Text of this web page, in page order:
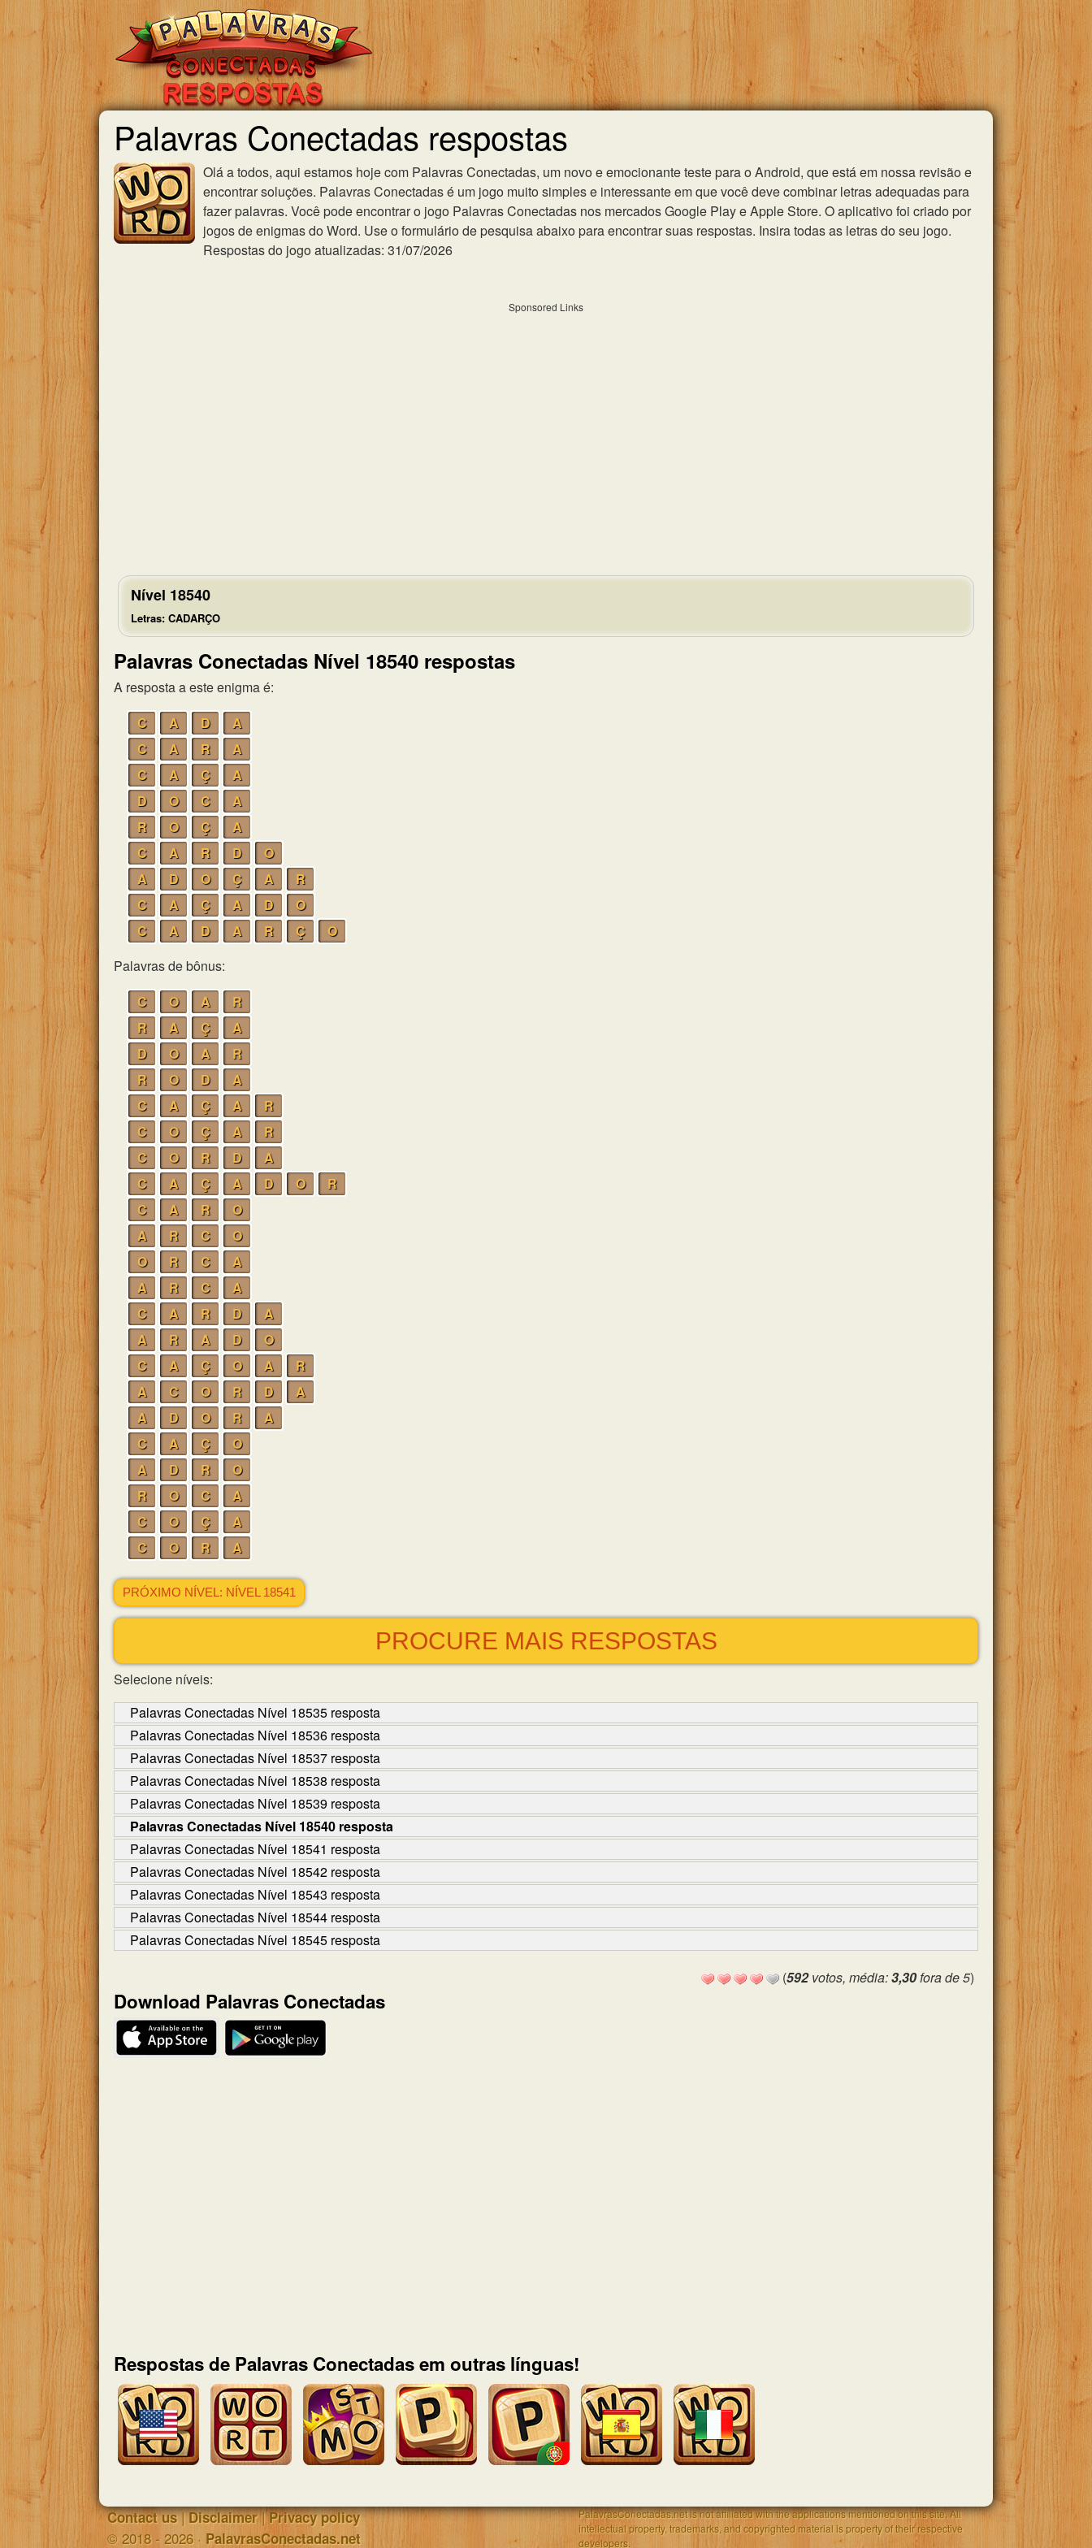
Palavras Conectadas respostas
Olá a todos, aqui estamos hoje com Palavras Conectadas, um novo e emocionante teste para o Android, que está em nossa revisão e
encontrar soluções. Palavras Conectadas é um jogo muito simples e interessante em que você deve combinar letras adequadas para
fazer palavras. Você pode encontrar o jogo Palavras Conectadas nos mercados Google Play e Apple Store. O aplicativo foi criado por
jogos de enigmas do Word. Use o formulário de pesquisa abaixo para encontrar suas respostas. Insira todas as letras do seu jogo.
Respostas do jogo atualizadas: 31/07/2026
Sponsored Links
Nível 18540
Letras: CADARÇO
Palavras Conectadas Nível 18540 respostas
A resposta a este enigma é:
C
A D
A
C
A R
A
C
A Ç
A
D
O C
A
R
O Ç
A
C
A R D
O
A
D O Ç A
R
C
A Ç A D
O
C
A D A R Ç
O
Palavras de bônus:
C
O A
R
R
A Ç
A
D
O A
R
R
O D
A
C
A Ç A
R
C
O Ç A
R
C
O R D
A
C
A Ç A D O
R
C
A R
O
A
R C
O
O
R C
A
A
R C
A
C
A R D
A
A
R A D
O
C
A Ç O A
R
A
C O R D
A
A
D O R
A
C
A Ç
O
A
D R
O
R
O C
A
C
O Ç
A
C
O R A
PRÓXIMO NÍVEL: NÍVEL 18541
PROCURE MAIS RESPOSTAS
Selecione níveis:
Palavras Conectadas Nível 18535 resposta
Palavras Conectadas Nível 18536 resposta
Palavras Conectadas Nível 18537 resposta
Palavras Conectadas Nível 18538 resposta
Palavras Conectadas Nível 18539 resposta
Palavras Conectadas Nível 18540 resposta
Palavras Conectadas Nível 18541 resposta
Palavras Conectadas Nível 18542 resposta
Palavras Conectadas Nível 18543 resposta
Palavras Conectadas Nível 18544 resposta
Palavras Conectadas Nível 18545 resposta
(592votos, média:3,30fora de 5)
Download Palavras Conectadas
Respostas de Palavras Conectadas em outras línguas!
PalavrasConectadas.net is not affiliated with the applications mentioned on this site. All
intellectual property, trademarks, and copyrighted material is property of their respective
developers.
Contact us|Disclaimer|Privacy policy
© 2018 - 2026 · PalavrasConectadas.net